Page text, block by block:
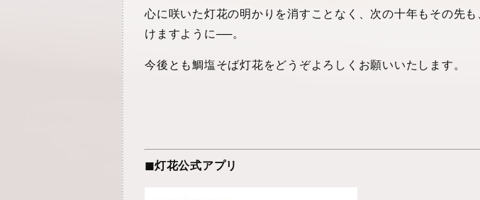
心に咲いた灯花の明かりを消すことなく、次の十年もその先
けますように──。
今後とも鯛塩そば灯花をどうぞよろしくお願いいたします。
◼︎灯花公式アプリ